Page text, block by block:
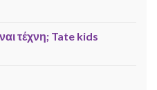
τέχνη; Tate kids